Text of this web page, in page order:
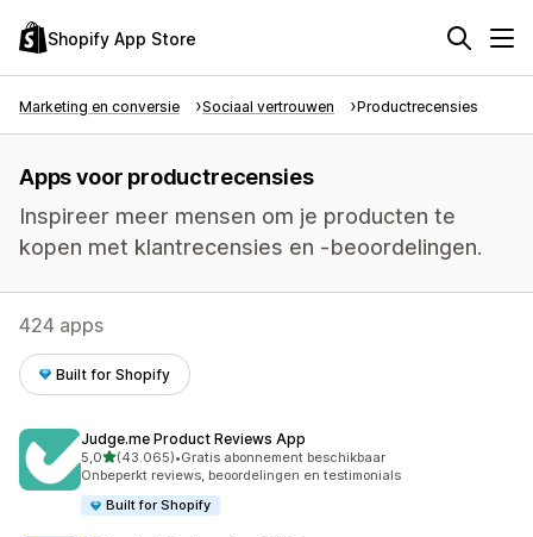
Shopify App Store
Marketing en conversie Sociaal vertrouwen Productrecensies
Apps voor productrecensies
Inspireer meer mensen om je producten te
kopen met klantrecensies en -beoordelingen.
424 apps
Built for Shopify
Judge.me Product Reviews App
5,0van 5 sterren
(43.065)
43065 recensies in totaal
•Gratis abonnement beschikbaar
Onbeperkt reviews, beoordelingen en testimonials
Built for Shopify